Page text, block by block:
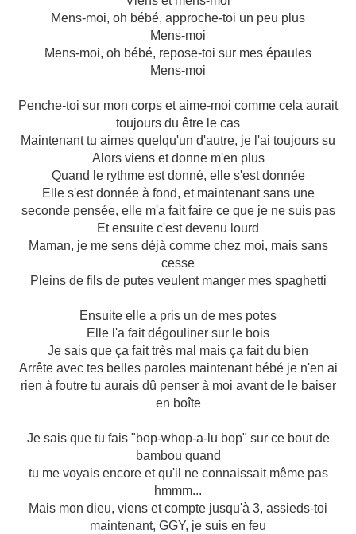
Mens-moi, oh bébé, approche-toi un peu plus
Mens-moi
Mens-moi, oh bébé, repose-toi sur mes épaules
Mens-moi
Penche-toi sur mon corps et aime-moi comme cela aurait
toujours du être le cas
Maintenant tu aimes quelqu'un d'autre, je l'ai toujours su
Alors viens et donne m'en plus
Quand le rythme est donné, elle s'est donnée
Elle s'est donnée à fond, et maintenant sans une
seconde pensée, elle m'a fait faire ce que je ne suis pas
Et ensuite c'est devenu lourd
Maman, je me sens déjà comme chez moi, mais sans
cesse
Pleins de fils de putes veulent manger mes spaghetti
Ensuite elle a pris un de mes potes
Elle l'a fait dégouliner sur le bois
Je sais que ça fait très mal mais ça fait du bien
Arrête avec tes belles paroles maintenant bébé je n'en ai
rien à foutre tu aurais dû penser à moi avant de le baiser
en boîte
Je sais que tu fais "bop-whop-a-lu bop" sur ce bout de
bambou quand
tu me voyais encore et qu'il ne connaissait même pas
hmmm...
Mais mon dieu, viens et compte jusqu'à 3, assieds-toi
maintenant, GGY, je suis en feu